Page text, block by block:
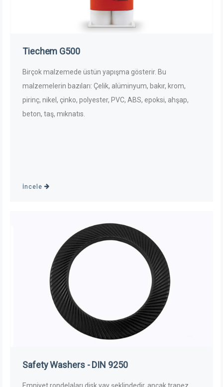
Tiechem G500
Birçok malzemede üstün yapışma gösterir. Bu
malzemelerin bazıları: Çelik, alüminyum, bakır, krom,
pirinç, nikel, çinko, polyester, PVC, ABS, epoksi, ahşap,
beton, taş, mıknatıs.
İncele
Safety Washers - DIN 9250
Emniyet rondelaları disk yay şeklindedir, ancak trapez